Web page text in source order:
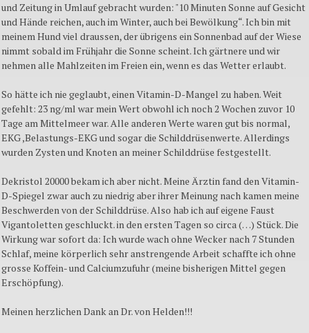
und Zeitung in Umlauf gebracht wurden: "10 Minuten Sonne auf Gesicht
und Hände reichen, auch im Winter, auch bei Bewölkung“. Ich bin mit
meinem Hund viel draussen, der übrigens ein Sonnenbad auf der Wiese
nimmt sobald im Frühjahr die Sonne scheint. Ich gärtnere und wir
nehmen alle Mahlzeiten im Freien ein, wenn es das Wetter erlaubt.
So hätte ich nie geglaubt, einen Vitamin-D-Mangel zu haben. Weit
gefehlt: 23 ng/ml war mein Wert obwohl ich noch 2 Wochen zuvor 10
Tage am Mittelmeer war. Alle anderen Werte waren gut bis normal,
EKG ,Belastungs-EKG und sogar die Schilddrüsenwerte. Allerdings
wurden Zysten und Knoten an meiner Schilddrüse festgestellt.
Dekristol 20000 bekam ich aber nicht. Meine Ärztin fand den Vitamin-
D-Spiegel zwar auch zu niedrig aber ihrer Meinung nach kamen meine
Beschwerden von der Schilddrüse. Also hab ich auf eigene Faust
Vigantoletten geschluckt. in den ersten Tagen so circa (…) Stück. Die
Wirkung war sofort da: Ich wurde wach ohne Wecker nach 7 Stunden
Schlaf, meine körperlich sehr anstrengende Arbeit schaffte ich ohne
grosse Koffein- und Calciumzufuhr (meine bisherigen Mittel gegen
Erschöpfung).
Meinen herzlichen Dank an Dr. von Helden!!!